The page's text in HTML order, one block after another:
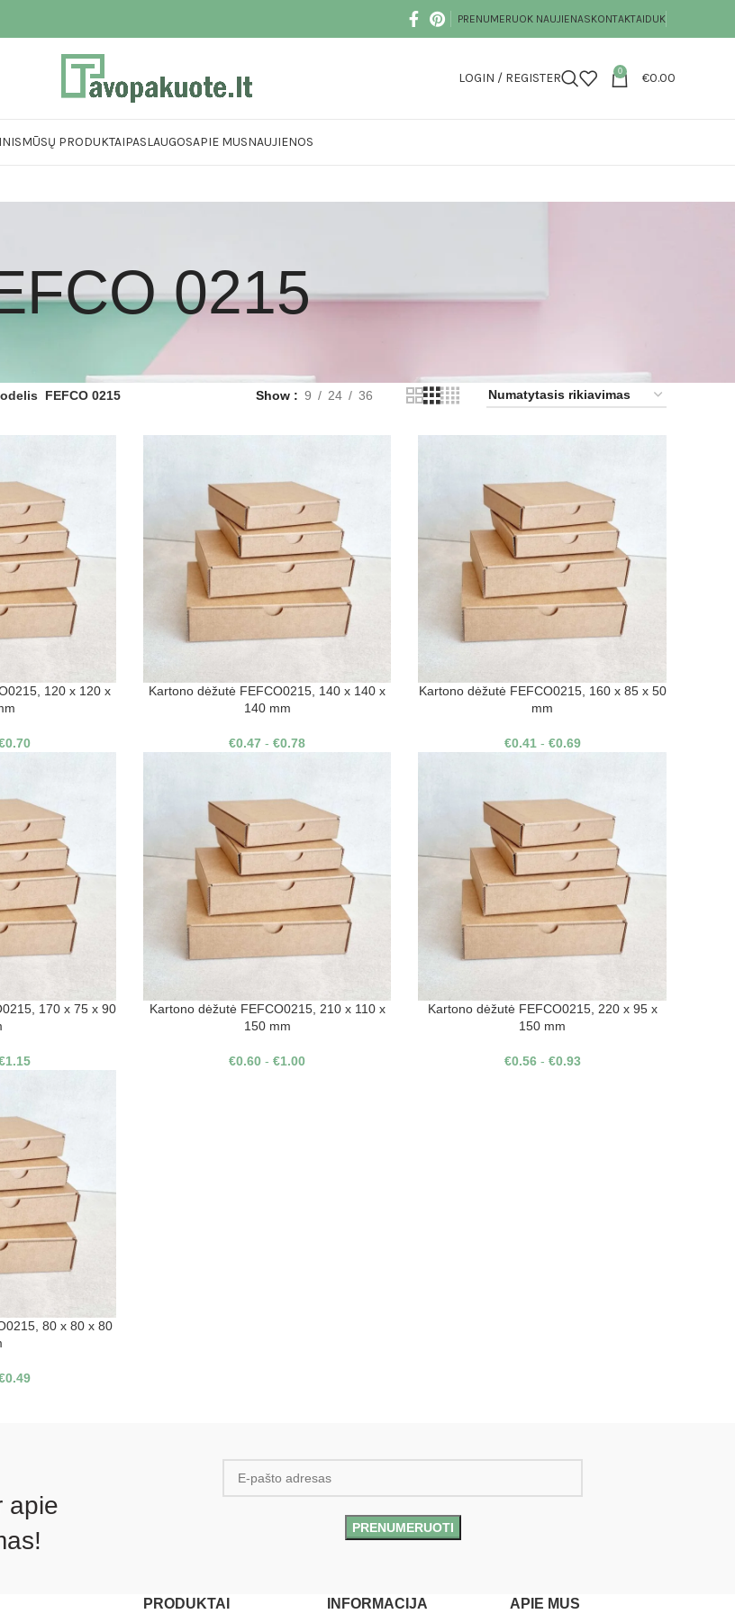
PRENUMERUOK NAUJIENASKONTAKTAIDUK
LOGIN / REGISTER 0 €0.00
MŪSŲ PRODUKTAIPASLAUGOSAPIE MUSNAUJIENOS
0215
FEFCO 0215 Show 9 24 36
120 x 120 x
0.70
Kartono dėžutė FEFCO0215, 140 x 140 x
140 mm
€0.47 -€0.78
Kartono dėžutė FEFCO0215, 160 x 85 x 50
mm
€0.41- €0.69
170 x 75 x 90
1.15
Kartono dėžutė FEFCO0215, 210 x 110 x
150 mm
€0.60 -€1.00
Kartono dėžutė FEFCO0215, 220 x 95 x
150 mm
€0.56- €0.93
80 x 80 x 80
0.49
apie
PRODUKTAI INFORMACIJA APIE MUS